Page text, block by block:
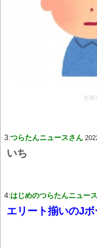
引
3:つらたんニュースさん
いち
4:はじめのつらたんニュー
エリート揃いのJ